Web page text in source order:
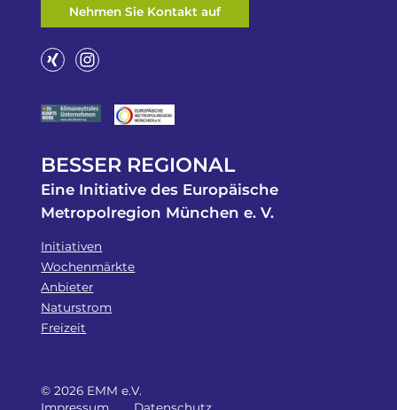
BESSER REGIONAL
Eine Initiative des Europäische
Metropolregion München e. V.
Initiativen
Wochenmärkte
Anbieter
Naturstrom
Freizeit
© 2026 EMM e.V.
Impressum
Datenschutz
Nehmen Sie Kontakt auf